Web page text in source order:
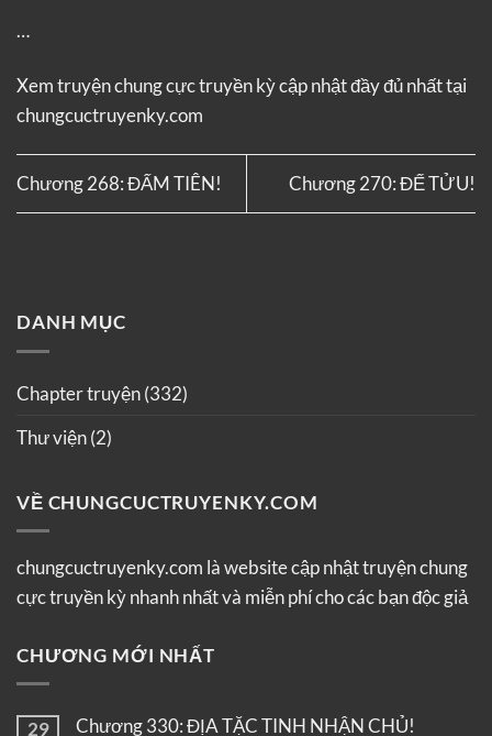
…
Xem truyệnchung cực truyền kỳcập nhật đầy đủ nhất tại
chungcuctruyenky.com
Chương 268: ĐẤM TIÊN! Chương 270: ĐẾ TỬU!
DANH MỤC
Chapter truyện(332)
Thư viện(2)
VỀ CHUNGCUCTRUYENKY.COM
chungcuctruyenky.com là website cập nhật truyện chung
cực truyền kỳ nhanh nhất và miễn phí cho các bạn độc giả
CHƯƠNG MỚI NHẤT
29 Chương 330: ĐỊA TẶC TINH NHẬN CHỦ!